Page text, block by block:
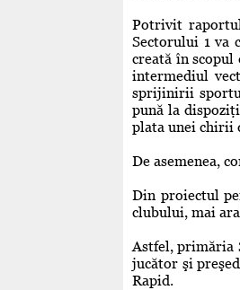
Potrivit
Sectorului 1 va
creată în
intermediul
sprijinirii
pună la
plata unei chirii
De asemenea,
Din proiectul
clubului, mai
Astfel, primăria
jucător şi
Rapid.